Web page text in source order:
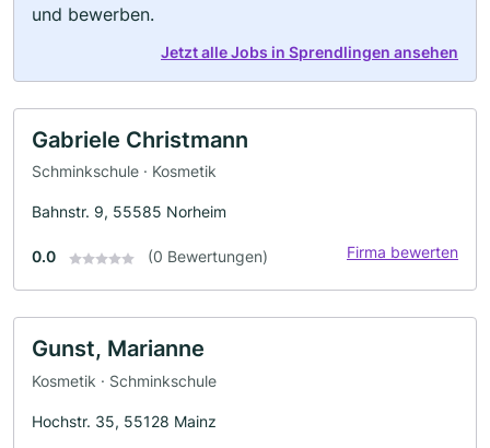
und bewerben.
Jetzt alle Jobs in Sprendlingen ansehen
Gabriele Christmann
Schminkschule · Kosmetik
Bahnstr. 9, 55585 Norheim
0.0 (0 Bewertungen) Firma bewerten
Gunst, Marianne
Kosmetik · Schminkschule
Hochstr. 35, 55128 Mainz